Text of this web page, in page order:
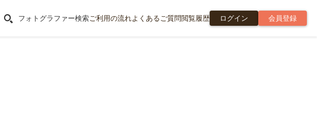
フォトグラファー検索ご利用の流れよくあるご質問閲覧履歴 ログイン 会員登録